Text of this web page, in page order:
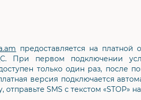
предоставляется на платной
первом подключении
только один раз, после
версия подключается
отправьте SMS с текстом